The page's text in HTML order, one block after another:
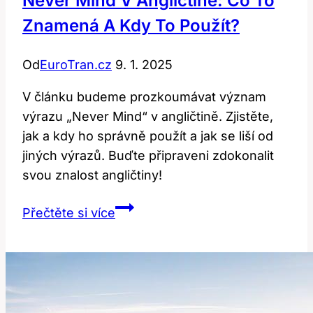
Znamená A Kdy To Použít?
OdEuroTran.cz 9. 1. 2025
V článku budeme prozkoumávat význam
výrazu „Never Mind“ v angličtině. Zjistěte,
jak a kdy ho správně použít a jak se liší od
jiných výrazů. Buďte připraveni zdokonalit
svou znalost angličtiny!
Přečtěte si víceNever
to